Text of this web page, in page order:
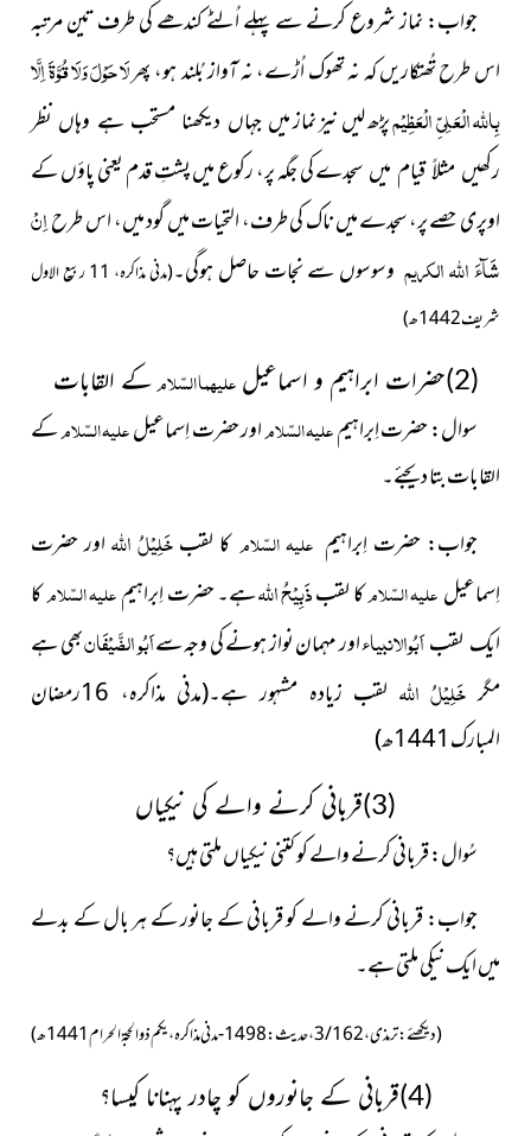
جواب:نماز شروع کرنے سے پہلے اُلٹے کندھے کی طرف تین مرتبہ
اس طرح تُھتکاریں کہ نہ تھوک اُڑے، نہ آواز بُلند ہو، پھرلَا حَوْلَ وَلَا قُوَّۃَ اِلَّا
بِاللہ الْعَلِیِّ الْعَظِیْمپڑھ لیں نیز نمازمیں جہاں دیکھنا مستحب ہے وہاں نظر
رکھیں مثلاً قیام میں سجدےکی جگہ پر، رکوع میں پشتِ قدم یعنی پاؤں کے
اوپری حصے پر، سجدے میں ناک کی طرف، التحیات میں گود میں، اس طرحاِنْ
شَآءَ اللہ الکریم وسوسوں سے نجات حاصل ہوگی۔
(مدنی مذاکرہ، 11 ربیع الاول
شریف1442ھ)
(2)حضرات ابراہیم و اسماعیل علیہما السّلامکے القابات
سوال:حضرت اِبراہىمعلیہ السّلاماور حضرت اِسماعىلعلیہ السّلامکے
القابات بتا دیجئے۔
جواب: حضرت اِبراہىم علیہ السّلامکا لقبخَلِیْلُ اللہاور حضرت
اِسماعىلعلیہ السّلامکا لقبذَبِیْحُ اللہہے۔ حضرت اِبراہىمعلیہ السّلامکا
ایک لقباَبُوالانبیاءاور مہمان نواز ہونے کی وجہ سےاَبُو الضَّیْفَانبھی ہے
مگر خَلِیْلُ اللہ
لقب زیادہ مشہور ہے۔(مدنی مذاکرہ، 16رمضان
المبارک1441ھ)
(3)قربانی کرنے والے کی نیکیاں
سُوال:قربانى کرنے والے کو کتنى نىکىاں ملتى ہىں؟
جواب: قربانى کرنے والے کو قربانى کے جانور کے ہر بال کے بدلے
مىں اىک نىکى ملتى ہے۔
(دیکھئے: ترمذی، 3/162، حدیث: 1498-مدنی مذاکرہ، یکم ذوالحجۃ الحرام 1441ھ)
(4)قربانی کے جانوروں کو چادر پہنانا کیسا؟